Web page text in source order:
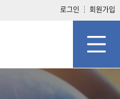
로그인 회원가입